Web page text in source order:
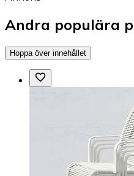
Andra populära
Hoppa över innehållet